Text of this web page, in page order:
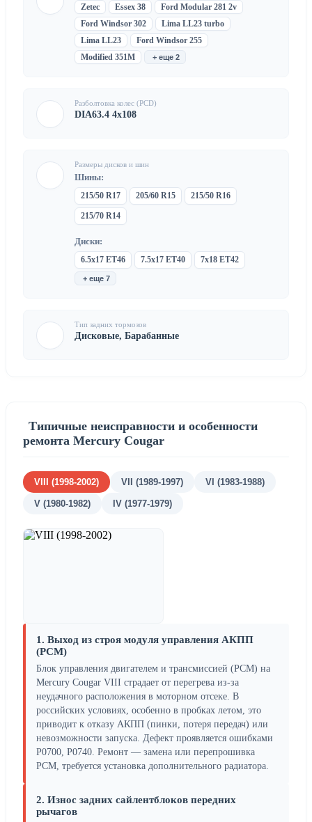
Zetec Essex 38
Ford Modular 281 2v
Ford Windsor 302
Lima LL23 turbo
Lima LL23
Ford Windsor 255
Modified 351M
+ еще 2
Разболтовка колес (PCD)
DIA63.4 4x108
Размеры дисков и шин
Шины:
215/50 R17 205/60 R15 215/50 R16
215/70 R14
Диски:
6.5x17 ET46 7.5x17 ET40 7x18 ET42
+ еще 7
Тип задних тормозов
Дисковые, Барабанные
Типичные неисправности и особенности
ремонта Mercury Cougar
VIII (1998-2002) VII (1989-1997) VI (1983-1988)
V (1980-1982) IV (1977-1979)
1. Выход из строя модуля управления АКПП
(PCM)
Блок управления двигателем и трансмиссией (PCM) на
Mercury Cougar VIII страдает от перегрева из-за
неудачного расположения в моторном отсеке. В
российских условиях, особенно в пробках летом, это
приводит к отказу АКПП (пинки, потеря передач) или
невозможности запуска. Дефект проявляется ошибками
P0700, P0740. Ремонт — замена или перепрошивка
PCM, требуется установка дополнительного радиатора.
2. Износ задних сайлентблоков передних
рычагов